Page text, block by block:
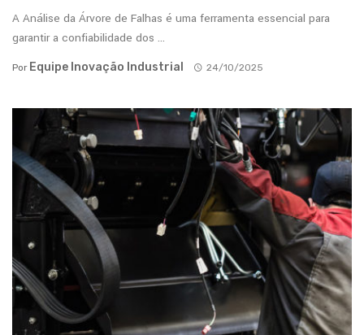
A Análise da Árvore de Falhas é uma ferramenta essencial para
garantir a confiabilidade dos ...
Por Equipe Inovação Industrial 24/10/2025